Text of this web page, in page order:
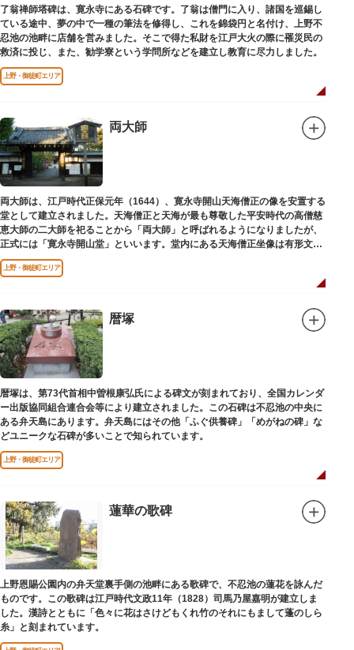
了翁禅師塔碑は、寛永寺にある石碑です。了翁は僧門に入り、諸国を巡錫し
ている途中、夢の中で一種の筆法を修得し、これを錦袋円と名付け、上野不
忍池の池畔に店舗を営みました。そこで得た私財を江戸大火の際に罹災民の
救済に投じ、また、勧学寮という学問所などを建立し教育に尽力しました。
上野・御徒町エリア
両大師
両大師は、江戸時代正保元年（1644）、寛永寺開山天海僧正の像を安置する
堂として建立されました。天海僧正と天海が最も尊敬した平安時代の高僧慈
恵大師の二大師を祀ることから「両大師」と呼ばれるようになりましたが、
正式には「寛永寺開山堂」といいます。堂内にある天海僧正坐像は有形文化
財に指定されています。
上野・御徒町エリア
暦塚
暦塚は、第73代首相中曽根康弘氏による碑文が刻まれており、全国カレンダ
ー出版協同組合連合会等により建立されました。この石碑は不忍池の中央に
ある弁天島にあります。弁天島にはその他「ふぐ供養碑」「めがねの碑」な
どユニークな石碑が多いことで知られています。
上野・御徒町エリア
蓮華の歌碑
上野恩賜公園内の弁天堂裏手側の池畔にある歌碑で、不忍池の蓮花を詠んだ
ものです。この歌碑は江戸時代文政11年（1828）司馬乃屋嘉明が建立しま
した。漢詩とともに「色々に花はさけどもくれ竹のそれにもまして蓬のしら
糸」と刻まれています。